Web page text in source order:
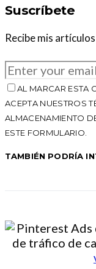
Suscríbete
Recibe mis
AL MARCAR ESTA
ACEPTA NUESTROS
ALMACENAMIENTO
ESTE FORMULARIO.
TAMBIÉN PODRÍA